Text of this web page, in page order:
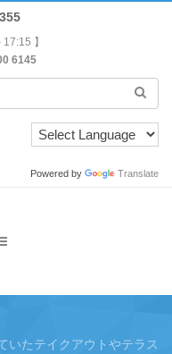
】
6145
Powered by Translate
いたテイクアウトやテラス